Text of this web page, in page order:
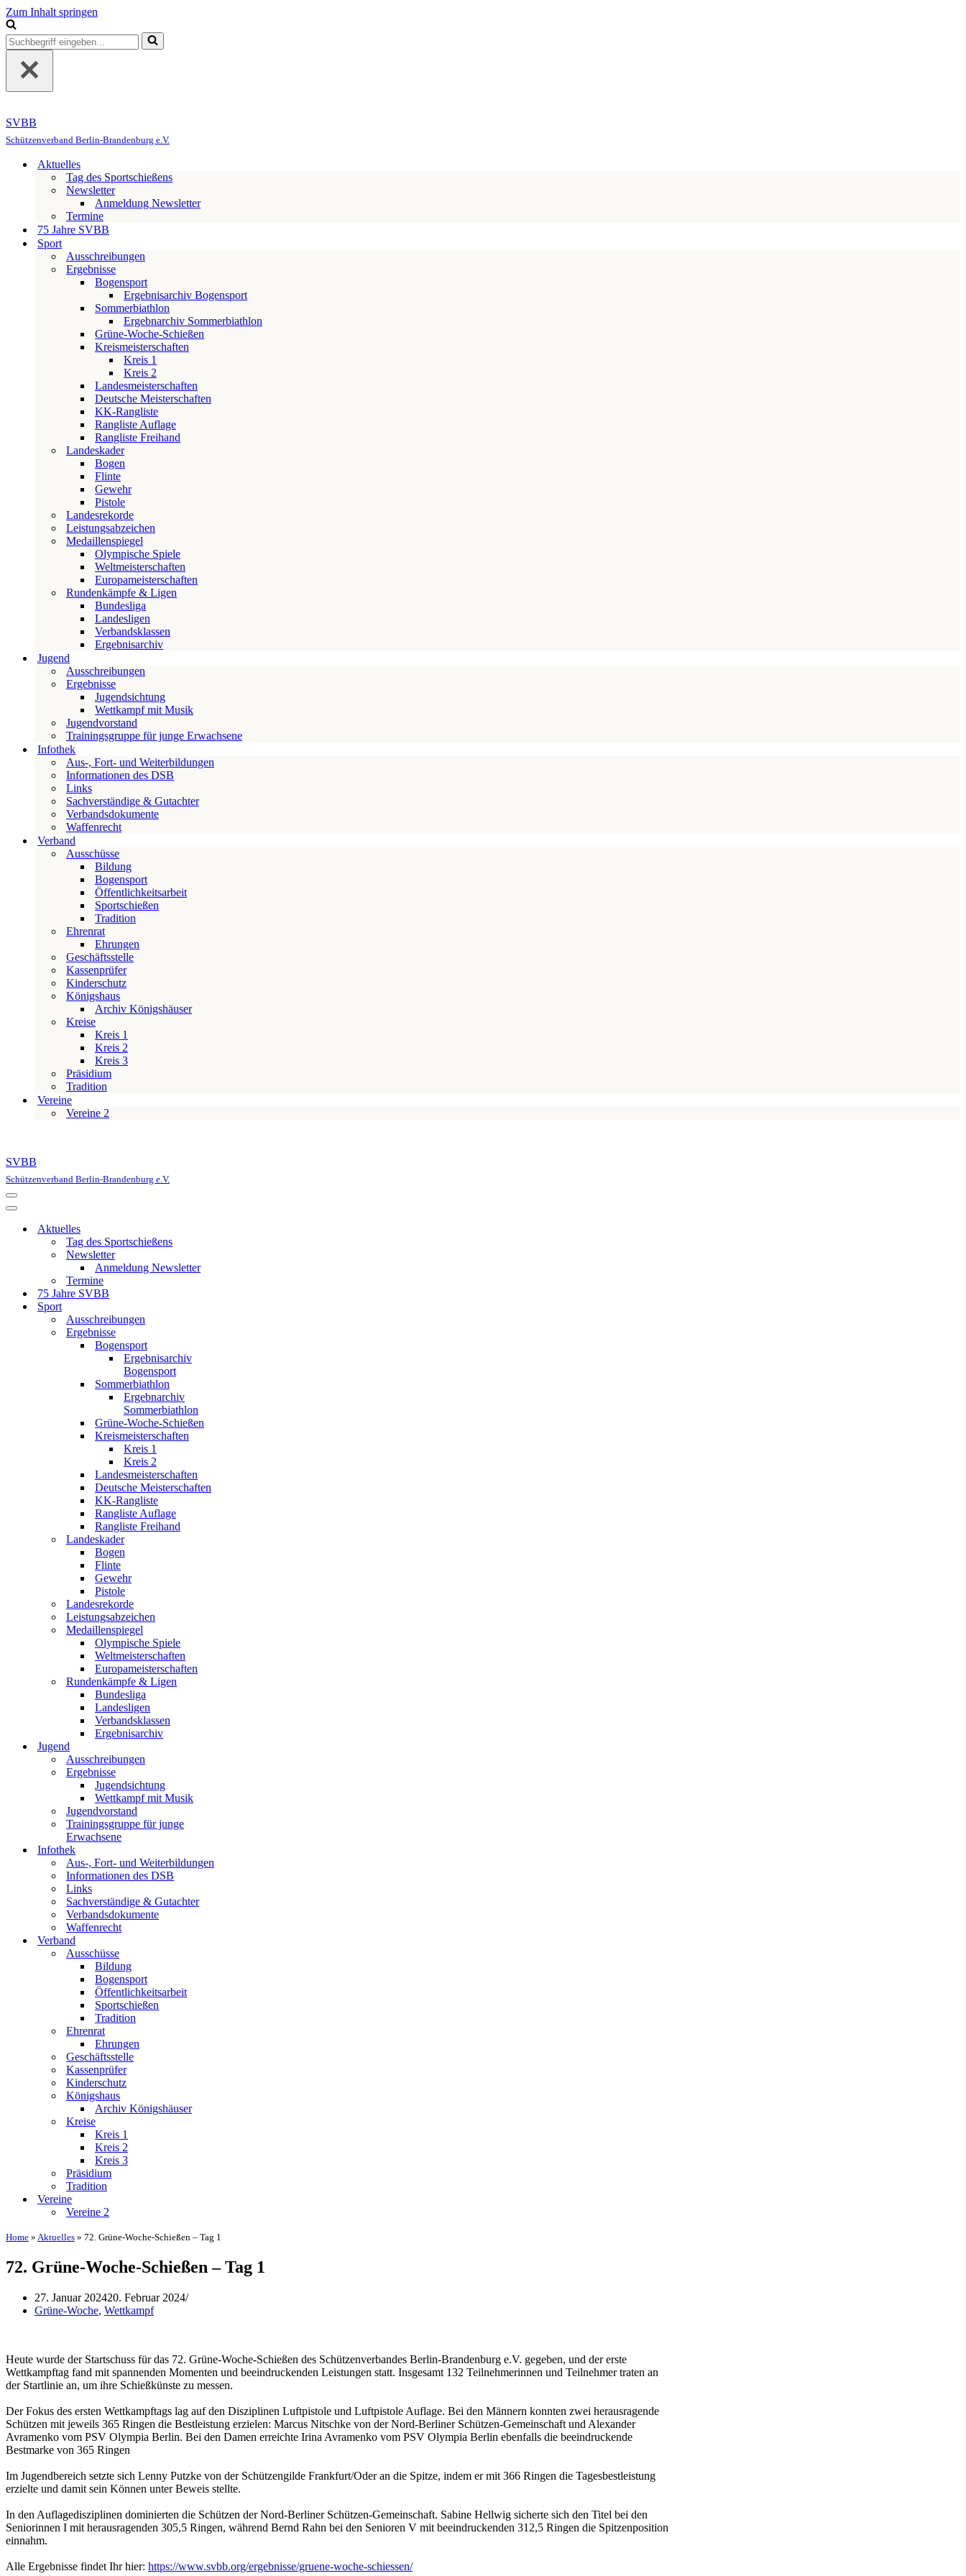
Zum Inhalt springen
Suchen
nach …
SVBB
Schützenverband Berlin-Brandenburg e.V.
Aktuelles
Tag des Sportschießens
Newsletter
Anmeldung Newsletter
Termine
75 Jahre SVBB
Sport
Ausschreibungen
Ergebnisse
Bogensport
Ergebnisarchiv Bogensport
Sommerbiathlon
Ergebnarchiv Sommerbiathlon
Grüne-Woche-Schießen
Kreismeisterschaften
Kreis 1
Kreis 2
Landesmeisterschaften
Deutsche Meisterschaften
KK-Rangliste
Rangliste Auflage
Rangliste Freihand
Landeskader
Bogen
Flinte
Gewehr
Pistole
Landesrekorde
Leistungsabzeichen
Medaillenspiegel
Olympische Spiele
Weltmeisterschaften
Europameisterschaften
Rundenkämpfe & Ligen
Bundesliga
Landesligen
Verbandsklassen
Ergebnisarchiv
Jugend
Ausschreibungen
Ergebnisse
Jugendsichtung
Wettkampf mit Musik
Jugendvorstand
Trainingsgruppe für junge Erwachsene
Infothek
Aus-, Fort- und Weiterbildungen
Informationen des DSB
Links
Sachverständige & Gutachter
Verbandsdokumente
Waffenrecht
Verband
Ausschüsse
Bildung
Bogensport
Öffentlichkeitsarbeit
Sportschießen
Tradition
Ehrenrat
Ehrungen
Geschäftsstelle
Kassenprüfer
Kinderschutz
Königshaus
Archiv Königshäuser
Kreise
Kreis 1
Kreis 2
Kreis 3
Präsidium
Tradition
Vereine
Vereine 2
SVBB
Schützenverband Berlin-Brandenburg e.V.
Navigationsmenü
Navigationsmenü
Aktuelles
Tag des Sportschießens
Newsletter
Anmeldung Newsletter
Termine
75 Jahre SVBB
Sport
Ausschreibungen
Ergebnisse
Bogensport
Ergebnisarchiv
Bogensport
Sommerbiathlon
Ergebnarchiv
Sommerbiathlon
Grüne-Woche-Schießen
Kreismeisterschaften
Kreis 1
Kreis 2
Landesmeisterschaften
Deutsche Meisterschaften
KK-Rangliste
Rangliste Auflage
Rangliste Freihand
Landeskader
Bogen
Flinte
Gewehr
Pistole
Landesrekorde
Leistungsabzeichen
Medaillenspiegel
Olympische Spiele
Weltmeisterschaften
Europameisterschaften
Rundenkämpfe & Ligen
Bundesliga
Landesligen
Verbandsklassen
Ergebnisarchiv
Jugend
Ausschreibungen
Ergebnisse
Jugendsichtung
Wettkampf mit Musik
Jugendvorstand
Trainingsgruppe für junge
Erwachsene
Infothek
Aus-, Fort- und Weiterbildungen
Informationen des DSB
Links
Sachverständige & Gutachter
Verbandsdokumente
Waffenrecht
Verband
Ausschüsse
Bildung
Bogensport
Öffentlichkeitsarbeit
Sportschießen
Tradition
Ehrenrat
Ehrungen
Geschäftsstelle
Kassenprüfer
Kinderschutz
Königshaus
Archiv Königshäuser
Kreise
Kreis 1
Kreis 2
Kreis 3
Präsidium
Tradition
Vereine
Vereine 2
Home » Aktuelles » 72. Grüne-Woche-Schießen – Tag 1
72. Grüne-Woche-Schießen – Tag 1
27. Januar 202420. Februar 2024
Grüne-Woche, Wettkampf
Heute wurde der Startschuss für das 72. Grüne-Woche-Schießen des Schützenverbandes Berlin-Brandenburg e.V. gegeben, und der erste
Wettkampftag fand mit spannenden Momenten und beeindruckenden Leistungen statt. Insgesamt 132 Teilnehmerinnen und Teilnehmer traten an
der Startlinie an, um ihre Schießkünste zu messen.
Der Fokus des ersten Wettkampftags lag auf den Disziplinen Luftpistole und Luftpistole Auflage. Bei den Männern konnten zwei herausragende
Schützen mit jeweils 365 Ringen die Bestleistung erzielen: Marcus Nitschke von der Nord-Berliner Schützen-Gemeinschaft und Alexander
Avramenko vom PSV Olympia Berlin. Bei den Damen erreichte Irina Avramenko vom PSV Olympia Berlin ebenfalls die beeindruckende
Bestmarke von 365 Ringen
Im Jugendbereich setzte sich Lenny Putzke von der Schützengilde Frankfurt/Oder an die Spitze, indem er mit 366 Ringen die Tagesbestleistung
erzielte und damit sein Können unter Beweis stellte.
In den Auflagedisziplinen dominierten die Schützen der Nord-Berliner Schützen-Gemeinschaft. Sabine Hellwig sicherte sich den Titel bei den
Seniorinnen I mit herausragenden 305,5 Ringen, während Bernd Rahn bei den Senioren V mit beeindruckenden 312,5 Ringen die Spitzenposition
einnahm.
Alle Ergebnisse findet Ihr hier: https://www.svbb.org/ergebnisse/gruene-woche-schiessen/